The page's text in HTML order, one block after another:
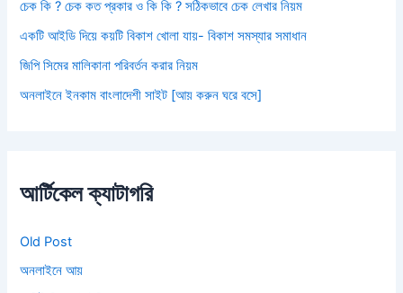
চেক কি ? চেক কত প্রকার ও কি কি ? সঠিকভাবে চেক লেখার নিয়ম
একটি আইডি দিয়ে কয়টি বিকাশ খোলা যায়- বিকাশ সমস্যার সমাধান
জিপি সিমের মালিকানা পরিবর্তন করার নিয়ম
অনলাইনে ইনকাম বাংলাদেশী সাইট [আয় করুন ঘরে বসে]
আর্টিকেল ক্যাটাগরি
Old Post
অনলাইনে আয়